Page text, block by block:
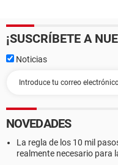
¡SUSCRÍBETE A
Noticias
NOVEDADES
La regla de los 10 mil
realmente necesario para